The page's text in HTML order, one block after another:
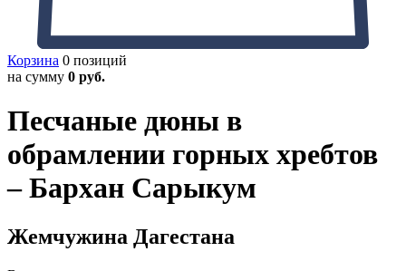
Корзина 0 позиций
на сумму 0 руб.
Песчаные дюны в
обрамлении горных хребтов
– Бархан Сарыкум
Жемчужина Дагестана